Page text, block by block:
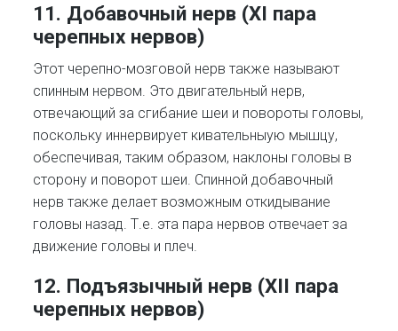
11. Добавочный нерв (XI пара
черепных нервов)
Этот черепно-мозговой нерв также называют
спинным нервом. Это двигательный нерв,
отвечающий за сгибание шеи и повороты головы,
поскольку иннервирует кивательныую мышцу,
обеспечивая, таким образом, наклоны головы в
сторону и поворот шеи. Спинной добавочный
нерв также делает возможным откидывание
головы назад. Т.е. эта пара нервов отвечает за
движение головы и плеч.
12. Подъязычный нерв (XII пара
черепных нервов)